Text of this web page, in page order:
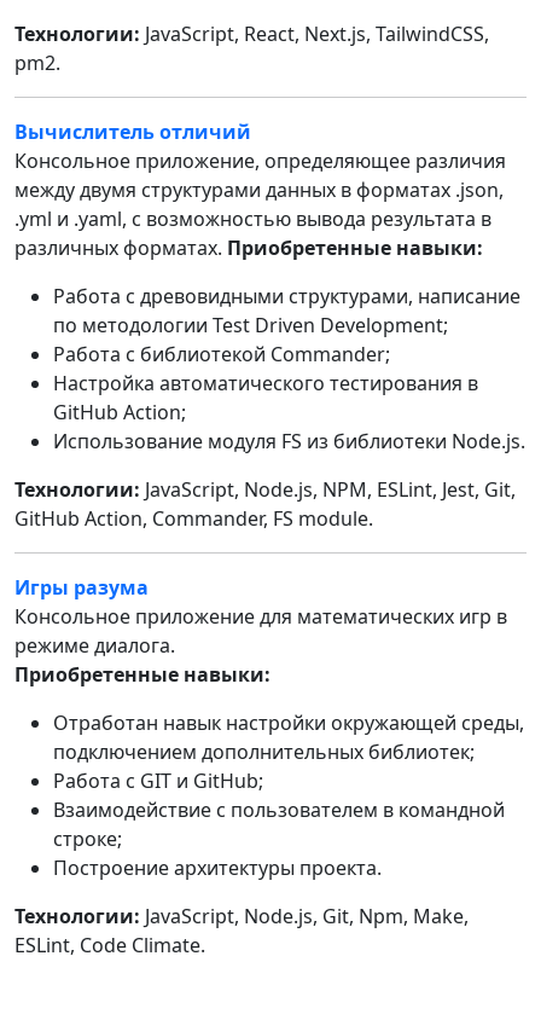
Технологии: JavaScript, React, Next.js, TailwindCSS,
pm2.
Вычислитель отличий
Консольное приложение, определяющее различия
между двумя структурами данных в форматах .json,
.yml и .yaml, с возможностью вывода результата в
различных форматах. Приобретенные навыки:
Работа с древовидными структурами, написание
по методологии Test Driven Development;
Работа с библиотекой Commander;
Настройка автоматического тестирования в
GitHub Action;
Использование модуля FS из библиотеки Node.js.
Технологии: JavaScript, Node.js, NPM, ESLint, Jest, Git,
GitHub Action, Commander, FS module.
Игры разума
Консольное приложение для математических игр в
режиме диалога.
Приобретенные навыки:
Отработан навык настройки окружающей среды,
подключением дополнительных библиотек;
Работа с GIT и GitHub;
Взаимодействие с пользователем в командной
строке;
Построение архитектуры проекта.
Технологии: JavaScript, Node.js, Git, Npm, Make,
ESLint, Code Climate.